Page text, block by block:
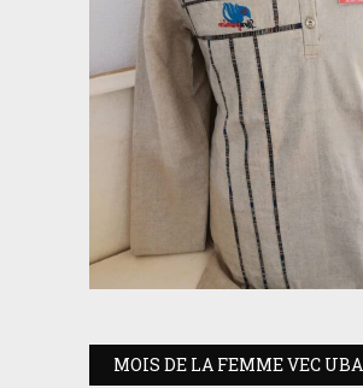
MOIS DE LA FEMME VEC UBA